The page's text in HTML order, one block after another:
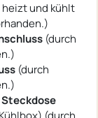
heizt und kühlt
(durch
(durch
Steckdose